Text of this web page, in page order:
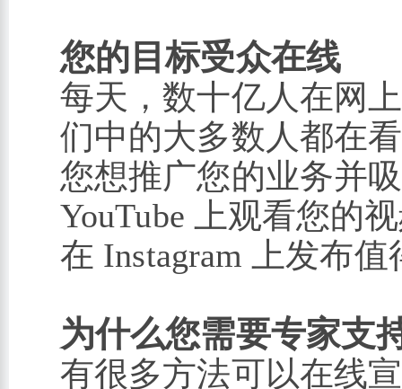
您的目标受众在线
每天，数十亿人在网
们中的大多数人都在
您想推广您的业务并
YouTube 上观看您的
在 Instagram 上发布
为什么您需要专家支
有很多方法可以在线